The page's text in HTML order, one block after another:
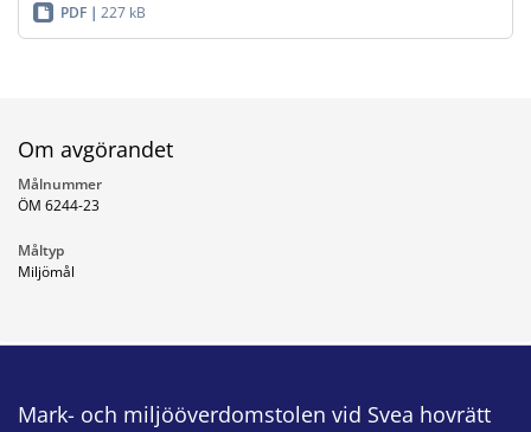
PDF 227 kB
Om avgörandet
Målnummer
ÖM 6244-23
Måltyp
Miljömål
Mark- och miljööverdomstolen vid Svea hovrätt